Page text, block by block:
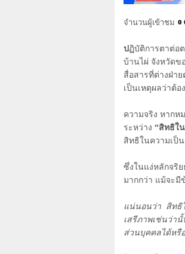
จำนวนผู้เข้าชม
ปฏิบัติการตาต่อ
บ้านไผ่ จังหวัดข
สื่อสารที่ต่างฝ่าย
เป็นเหตุผลว่าต้
ความจริง หากห
ระหว่าง “สิทธิใ
สิทธิในความเป็
ซึ่งในแง่หลักจริ
มากกว่า แม้จะมี
แน่นอนว่า สิทธิ
เสรีภาพเช่นว่า
ส่วนบุคคลได้หรื